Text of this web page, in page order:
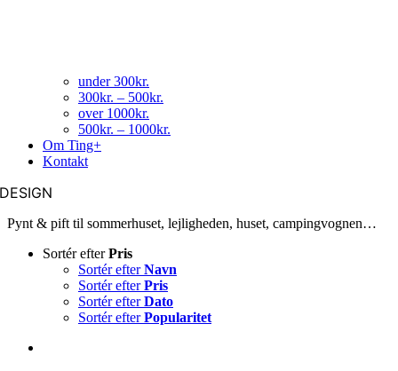
under 300kr.
300kr. – 500kr.
over 1000kr.
500kr. – 1000kr.
Om Ting+
Kontakt
DESIGN
Pynt & pift til sommerhuset, lejligheden, huset, campingvognen…
Sortér efterPris
Sortér efterNavn
Sortér efterPris
Sortér efterDato
Sortér efterPopularitet